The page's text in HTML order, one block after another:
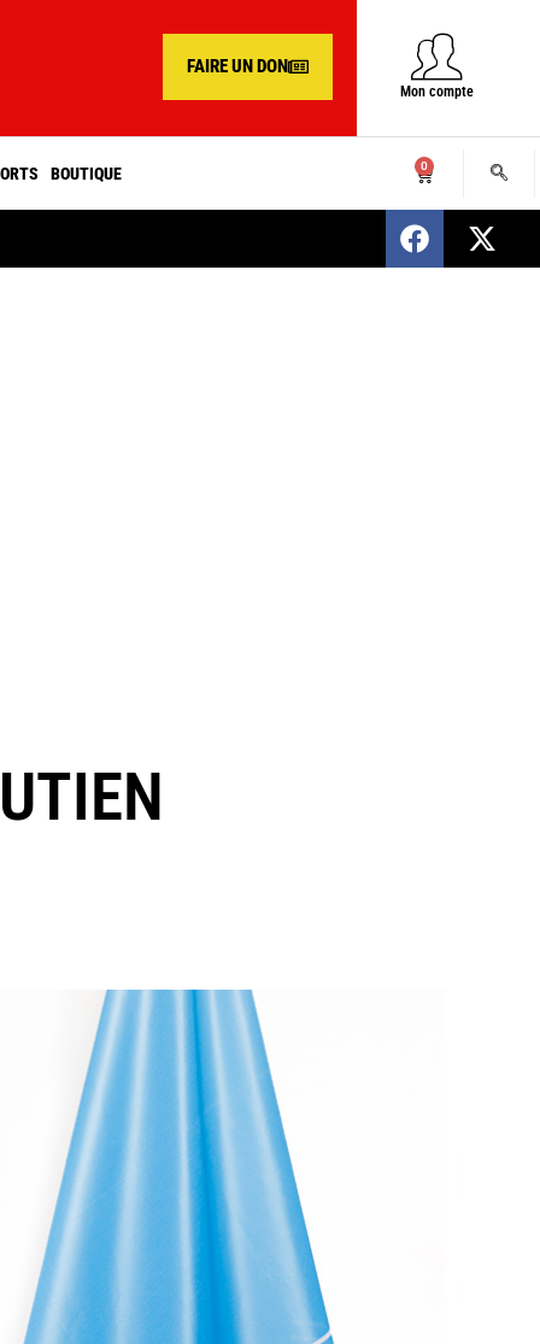
FAIRE UN DON
Mon compte
BOUTIQUE 0
SENEGAL : Nomination d’un nouveau